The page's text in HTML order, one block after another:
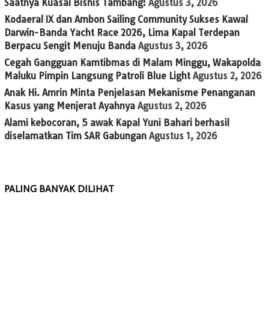
Saatnya Kuasai Bisnis Tambang! Agustus 3, 2026
Kodaeral IX dan Ambon Sailing Community Sukses Kawal
Darwin-Banda Yacht Race 2026, Lima Kapal Terdepan
Berpacu Sengit Menuju Banda Agustus 3, 2026
Cegah Gangguan Kamtibmas di Malam Minggu, Wakapolda
Maluku Pimpin Langsung Patroli Blue Light Agustus 2, 2026
Anak Hi. Amrin Minta Penjelasan Mekanisme Penanganan
Kasus yang Menjerat Ayahnya Agustus 2, 2026
Alami kebocoran, 5 awak Kapal Yuni Bahari berhasil
diselamatkan Tim SAR Gabungan Agustus 1, 2026
PALING BANYAK DILIHAT